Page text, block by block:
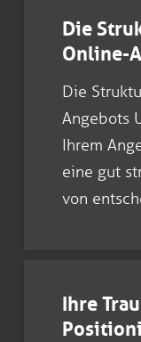
Die
Online-
Die
Angebots
Ihrem
eine gut
von
Ihre